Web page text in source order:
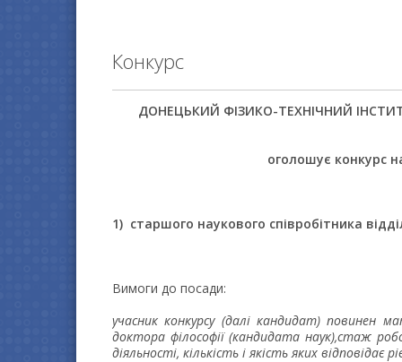
Конкурс
ДОНЕЦЬКИЙ ФIЗИКО-ТЕХНIЧНИЙ
оголошує конкурс
1) старшого наукового співробітника
Вимоги до посади:
учасник конкурсу (далі кандидат) повинен
доктора філософії (кандидата наук),стаж
діяльності, кількість і якість яких відповідає